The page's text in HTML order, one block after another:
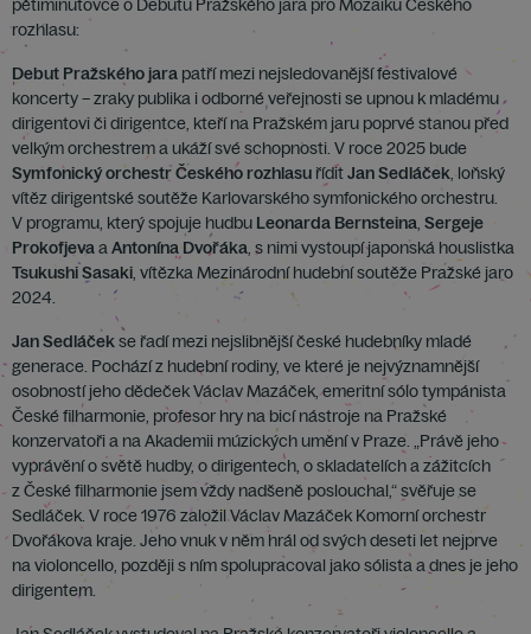
pětiminutovce o Debutu Pražského jara pro Mozaiku Českého
rozhlasu:
Debut Pražského jara patří mezi nejsledovanější festivalové
koncerty – zraky publika i odborné veřejnosti se upnou k mladému
dirigentovi či dirigentce, kteří na Pražském jaru poprvé stanou před
velkým orchestrem a ukáží své schopnosti. V roce 2025 bude
Symfonický orchestr Českého rozhlasu říditJan Sedláček, loňský
vítěz dirigentské soutěže Karlovarského symfonického orchestru.
V programu, který spojuje hudbu Leonarda Bernsteina, Sergeje
ProkofjevaaAntonína Dvořáka, s nimi vystoupí japonská houslistka
Tsukushi Sasaki, vítězka Mezinárodní hudební soutěže Pražské jaro
2024.
Jan Sedláčekse řadí mezi nejslibnější české hudebníky mladé
generace. Pochází z hudební rodiny, ve které je nejvýznamnější
osobností jeho dědeček Václav Mazáček, emeritní sólo tympánista
České filharmonie, profesor hry na bicí nástroje na Pražské
konzervatoři a na Akademii múzických umění v Praze. „Právě jeho
vyprávění o světě hudby, o dirigentech, o skladatelích a zážitcích
z České filharmonie jsem vždy nadšeně poslouchal,“ svěřuje se
Sedláček. V roce 1976 založil Václav Mazáček Komorní orchestr
Dvořákova kraje. Jeho vnuk v něm hrál od svých deseti let nejprve
na violoncello, později s ním spolupracoval jako sólista a dnes je jeho
dirigentem.